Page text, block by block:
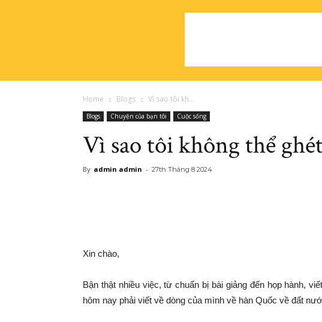
Home Blogs Vì sao tôi kh...
Blogs Chuyện của bạn tôi Cuộc sống
Vì sao tôi không thể
By admin admin - 27th Tháng 8 2024
Xin chào,
Bận thật nhiều việc, từ chuẩn bị bài giảng đến họp hành,
hôm nay phải viết về dòng của mình về hàn Quốc về đất